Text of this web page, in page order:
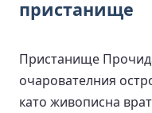
пристанище
Пристанище
очарователния
като живописна